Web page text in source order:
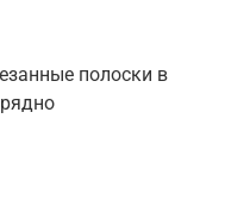
полоски в